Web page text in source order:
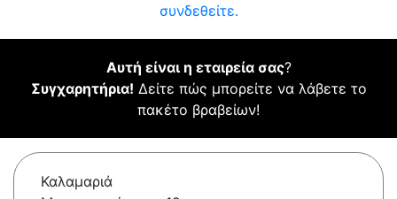
συνδεθείτε.
Αυτή είναι η εταιρεία σας?
Συγχαρητήρια! Δείτε πώς μπορείτε να λάβετε το
πακέτο βραβείων!
Καλαμαριά